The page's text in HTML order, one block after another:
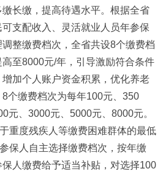
长缴，提高待遇水平。根据全省
支配收入、灵活就业人员年参保
整缴费档次，全省共设8个缴费档
至8000元/年，引导激励符合条件
加个人账户资金积累，优化养老
个缴费档次为每年100元、350
元、3000元、5000元、8000元。
重度残疾人等缴费困难群体的最低
保人自主选择缴费档次，按年缴
人缴费给予适当补贴，对选择100